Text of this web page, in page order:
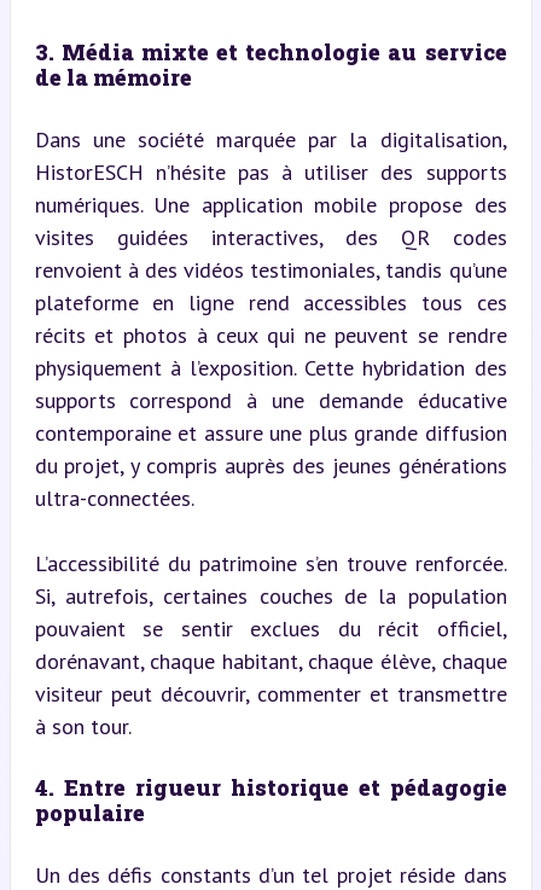
3. Média mixte et technologie au service
de la mémoire
Dans une société marquée par la digitalisation,
HistorESCH n’hésite pas à utiliser des supports
numériques. Une application mobile propose des
visites guidées interactives, des QR codes
renvoient à des vidéos testimoniales, tandis qu’une
plateforme en ligne rend accessibles tous ces
récits et photos à ceux qui ne peuvent se rendre
physiquement à l’exposition. Cette hybridation des
supports correspond à une demande éducative
contemporaine et assure une plus grande diffusion
du projet, y compris auprès des jeunes générations
ultra-connectées.
L’accessibilité du patrimoine s’en trouve renforcée.
Si, autrefois, certaines couches de la population
pouvaient se sentir exclues du récit officiel,
dorénavant, chaque habitant, chaque élève, chaque
visiteur peut découvrir, commenter et transmettre
à son tour.
4. Entre rigueur historique et pédagogie
populaire
Un des défis constants d’un tel projet réside dans